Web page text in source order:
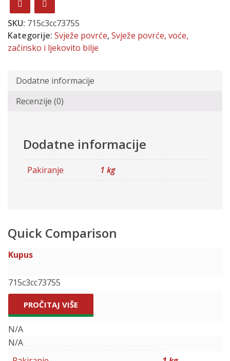
SKU: 715c3cc73755
Kategorije: Svježe povrće,Svježe povrće, voće,
začinsko i ljekovito bilje
Dodatne informacije
Recenzije (0)
Dodatne informacije
Pakiranje 1 kg
Quick Comparison
Kupus
715c3cc73755
PROČITAJ VIŠE
N/A
N/A